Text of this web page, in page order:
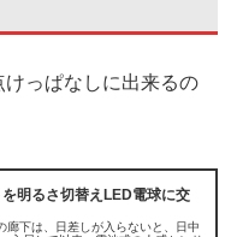
っぱなしに出来るの
明るさ切替えLED電球に交
廊下は、日差しが入らないと、日中